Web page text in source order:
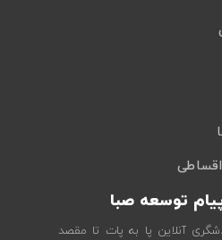
توسعه صبا
آنلاین پا به پات تا مقصد